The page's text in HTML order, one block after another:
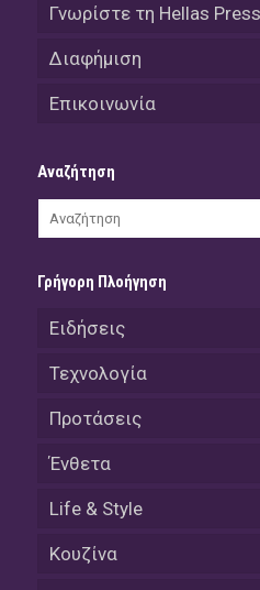
Γνωρίστε τη Hellas
Διαφήμιση
Επικοινωνία
Αναζήτηση
Γρήγορη Πλοήγηση
Ειδήσεις
Τεχνολογία
Προτάσεις
Ένθετα
Life & Style
Κουζίνα